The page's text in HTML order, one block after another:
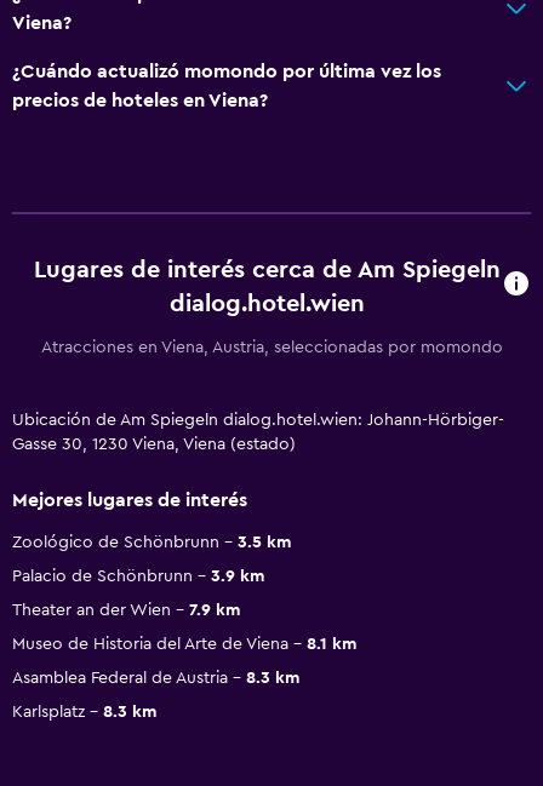
Viena?
¿Cuándo actualizó momondo por última vez los
precios de hoteles en Viena?
Lugares de interés cerca de Am Spiegeln
dialog.hotel.wien
Atracciones en Viena, Austria, seleccionadas por momondo
Ubicación de Am Spiegeln dialog.hotel.wien: Johann-Hörbiger-
Gasse 30, 1230 Viena, Viena (estado)
Mejores lugares de interés
Zoológico de Schönbrunn
3.5 km
Palacio de Schönbrunn
3.9 km
Theater an der Wien
7.9 km
Museo de Historia del Arte de Viena
8.1 km
Asamblea Federal de Austria
8.3 km
Karlsplatz
8.3 km